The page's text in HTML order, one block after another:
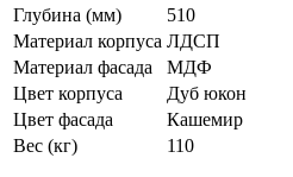
Глубина (мм)
510
Материал корпуса ЛДСП
Материал фасада
МДФ
Цвет корпуса
Дуб юкон
Цвет фасада
Кашемир
Вес (кг)
110